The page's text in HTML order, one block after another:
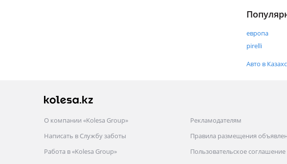
европа
pirelli
Авто в
О компании «Kolesa Group»
Написать в Службу заботы
Работа в «Kolesa Group»
Рекламодателям
Правила размещения
Пользовательское соглашение